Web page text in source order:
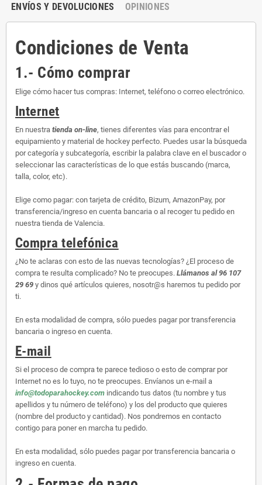
ENVÍOS Y DEVOLUCIONES OPINIONES
Condiciones de Venta
1.- Cómo comprar
Elige cómo hacer tus compras: Internet, teléfono o correo electrónico.
Internet
En nuestra tienda on-line, tienes diferentes vías para encontrar el
equipamiento y material de hockey perfecto. Puedes usar la búsqueda
por categoría y subcategoría, escribir la palabra clave en el buscador o
seleccionar las características de lo que estás buscando (marca,
talla, color, etc).
Elige como pagar: con tarjeta de crédito, Bizum, AmazonPay, por
transferencia/ingreso en cuenta bancaria o al recoger tu pedido en
nuestra tienda de Valencia.
Compra telefónica
¿No te aclaras con esto de las nuevas tecnologías? ¿El proceso de
compra te resulta complicado? No te preocupes. Llámanos al 96 107
29 69 y dinos qué artículos quieres, nosotr@s haremos tu pedido por
ti.
En esta modalidad de compra, sólo puedes pagar por transferencia
bancaria o ingreso en cuenta.
E-mail
Si el proceso de compra te parece tedioso o esto de comprar por
Internet no es lo tuyo, no te preocupes. Envíanos un e-mail a
info@todoparahockey.com indicando tus datos (tu nombre y tus
apellidos y tu número de teléfono) y los del producto que quieres
(nombre del producto y cantidad). Nos pondremos en contacto
contigo para poner en marcha tu pedido.
En esta modalidad, sólo puedes pagar por transferencia bancaria o
ingreso en cuenta.